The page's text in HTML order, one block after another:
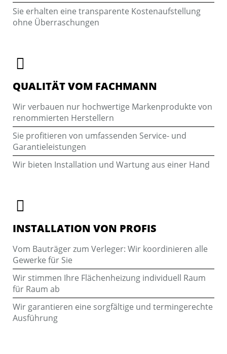
Sie erhalten eine transparente Kostenaufstellung
ohne Überraschungen
QUALITÄT VOM FACHMANN
Wir verbauen nur hochwertige Markenprodukte von
renommierten Herstellern
Sie profitieren von umfassenden Service- und
Garantieleistungen
Wir bieten Installation und Wartung aus einer Hand
INSTALLATION VON PROFIS
Vom Bauträger zum Verleger: Wir koordinieren alle
Gewerke für Sie
Wir stimmen Ihre Flächenheizung individuell Raum
für Raum ab
Wir garantieren eine sorgfältige und termingerechte
Ausführung